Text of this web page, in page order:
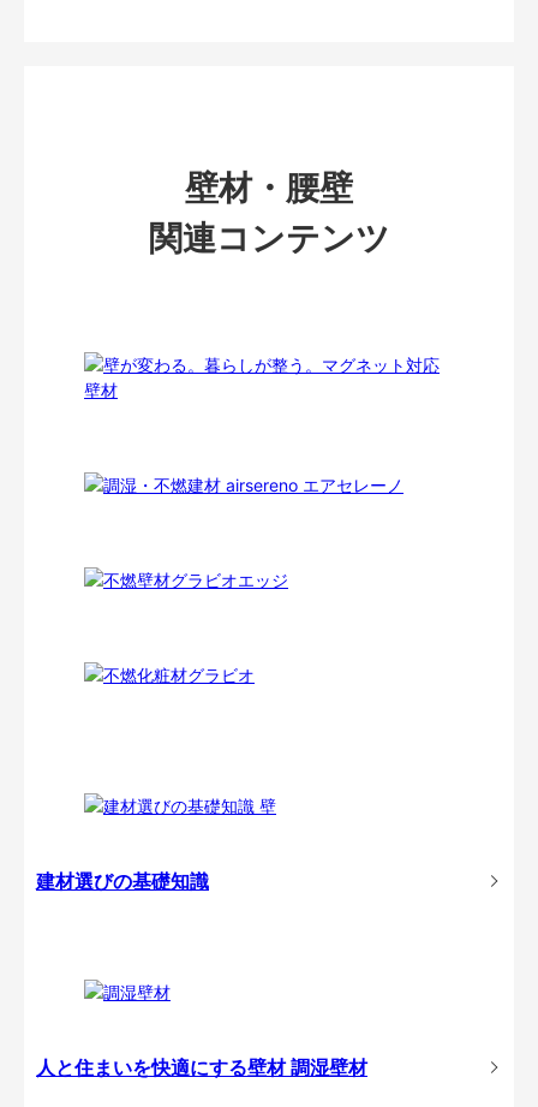
壁材・腰壁
関連コンテンツ
建材選びの基礎知識
人と住まいを快適にする壁材 調湿壁材